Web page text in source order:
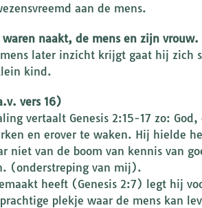
aan de mens.
naakt, de mens en zijn
later inzicht krijgt gaat hij zich
kind.
vers 16)
vertaalt Genesis 2:15-17 zo:
en erover te waken. Hij hielde
niet van de boom van kennis van
(onderstreping van mij).
heeft (Genesis 2:7) legt hij
plekje waar de mens kan